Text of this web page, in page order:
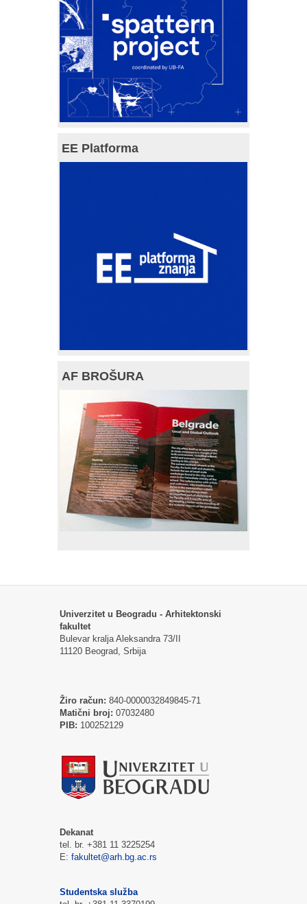
EE Platforma
AF BROŠURA
Univerzitet u Beogradu - Arhitektonski
fakultet
Bulevar kralja Aleksandra 73/II
11120 Beograd, Srbija
Žiro račun: 840-0000032849845-71
Matični broj: 07032480
PIB: 100252129
Dekanat
tel. br. +381 11 3225254
E: fakultet@arh.bg.ac.rs
Studentska služba